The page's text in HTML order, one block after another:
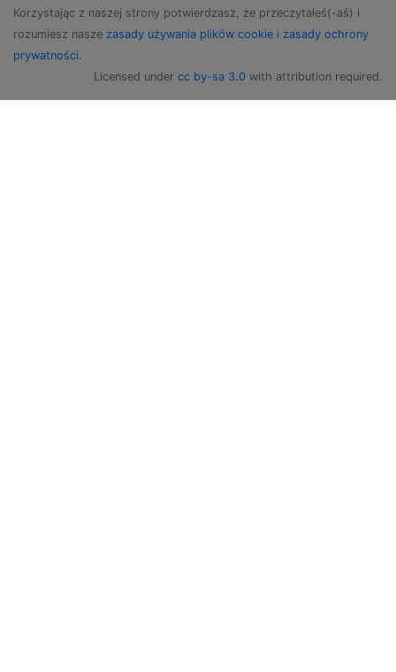
Korzystając z naszej strony potwierdzasz, że przeczytałeś(-aś) i
rozumiesz nasze zasady używania plików cookie i zasady ochrony
prywatności.
Licensed under cc by-sa 3.0 with attribution required.